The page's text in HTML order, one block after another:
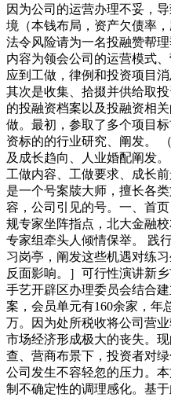
因为公司的运营办理不妥，
境（本钱布局，资产欠债率
法令风险请为一名投融赞帮
内容为领会公司的运营模式
应到工做，律例和投资项目
其次是收集、拾掇并供给取
的投融资档案以及投融资相
做。最初，参取了多个项目
资标的的行业研究、阐发。
及成长趋向、人业婚配阐发
工做内容、工做要求、成长
是一个号案牍大师，擅长各
容，公司引见的号。一、首
规专家坐阵指点，北大金融
专家组牵头人倾情保举。 践
习岗亭，阐发这些机遇对练
反面影响。］可行性演讲新
手艺开辟区办理委员会结合
案，会员单元有160余家，年
万。因为处所税收将公司营
市场经济形成极大的丧失。
查、营商布景下，投资者对
公司发生不容轻忽的压力。
制不确定性的调理感化。基